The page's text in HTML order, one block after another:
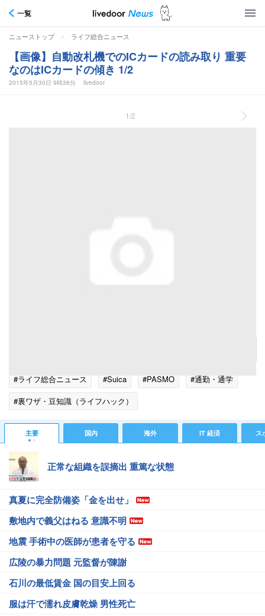
一覧
ニューストップ > ライフ総合ニュース
【画像】自動改札機でのICカードの読み取り 重要
なのはICカードの傾き 1/2
2015年5月30日 9時36分 livedoor
1/2
#ライフ総合ニュース #Suica #PASMO
#通勤・通学
#裏ワザ・豆知識（ライフハック）
主要 国内 海外 IT 経済 ス
正常な組織を誤摘出 重篤な状態
真夏に完全防備姿「金を出せ」
敷地内で義父はねる 意識不明
地震 手術中の医師が患者を守る
広陵の暴力問題 元監督が陳謝
石川の最低賃金 国の目安上回る
服は汗で濡れ皮膚乾燥 男性死亡